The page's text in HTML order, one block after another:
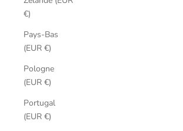
€)
Pays-Bas
(EUR €)
Pologne
(EUR €)
Portugal
(EUR €)